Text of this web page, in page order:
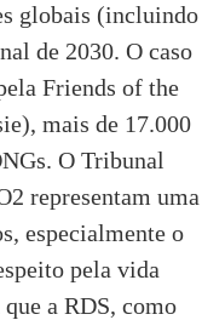
globais (incluindo
de 2030. O caso
Friends of the
mais de 17.000
O Tribunal
representam uma
especialmente o
pela vida
a RDS, como